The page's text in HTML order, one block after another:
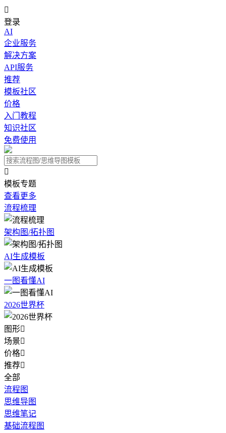

登录
AI
企业服务
解决方案
API服务
推荐
模板社区
价格
入门教程
知识社区
免费使用

模板专题
查看更多
流程梳理
架构图/拓扑图
AI生成模板
一图看懂AI
2026世界杯
图形
场景
价格
推荐
全部
流程图
思维导图
思维笔记
基础流程图